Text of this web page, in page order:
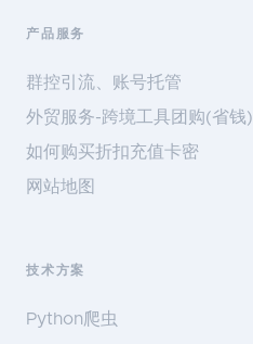
产品服务
群控引流、账号托管
外贸服务-跨境工具团购(省钱)
如何购买折扣充值卡密
网站地图
技术方案
Python爬虫